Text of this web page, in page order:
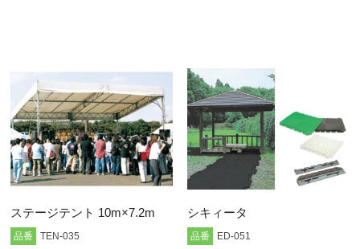
ステージテント 10m×7.2m
品番 TEN-035
シキィータ
品番 ED-051